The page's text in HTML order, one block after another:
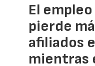
El
pierde
afiliados
mientras